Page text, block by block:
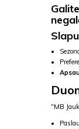
"MB